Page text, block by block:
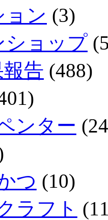
ョン (3)
ショップ
告 (488)
ンター
つ (10)
ラフト